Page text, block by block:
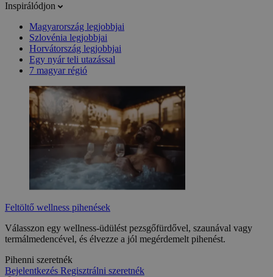
Inspirálódjon
Magyarország legjobbjai
Szlovénia legjobbjai
Horvátország legjobbjai
Egy nyár teli utazással
7 magyar régió
Feltöltő wellness pihenések
Válasszon egy wellness-üdülést pezsgőfürdővel, szaunával vagy
termálmedencével, és élvezze a jól megérdemelt pihenést.
Pihenni szeretnék
Bejelentkezés Regisztrálni szeretnék